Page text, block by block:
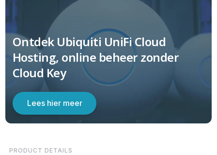
Ontdek Ubiquiti UniFi Cloud
Hosting, online beheer zonder
Cloud Key
Lees hier meer
PRODUCT DETAILS